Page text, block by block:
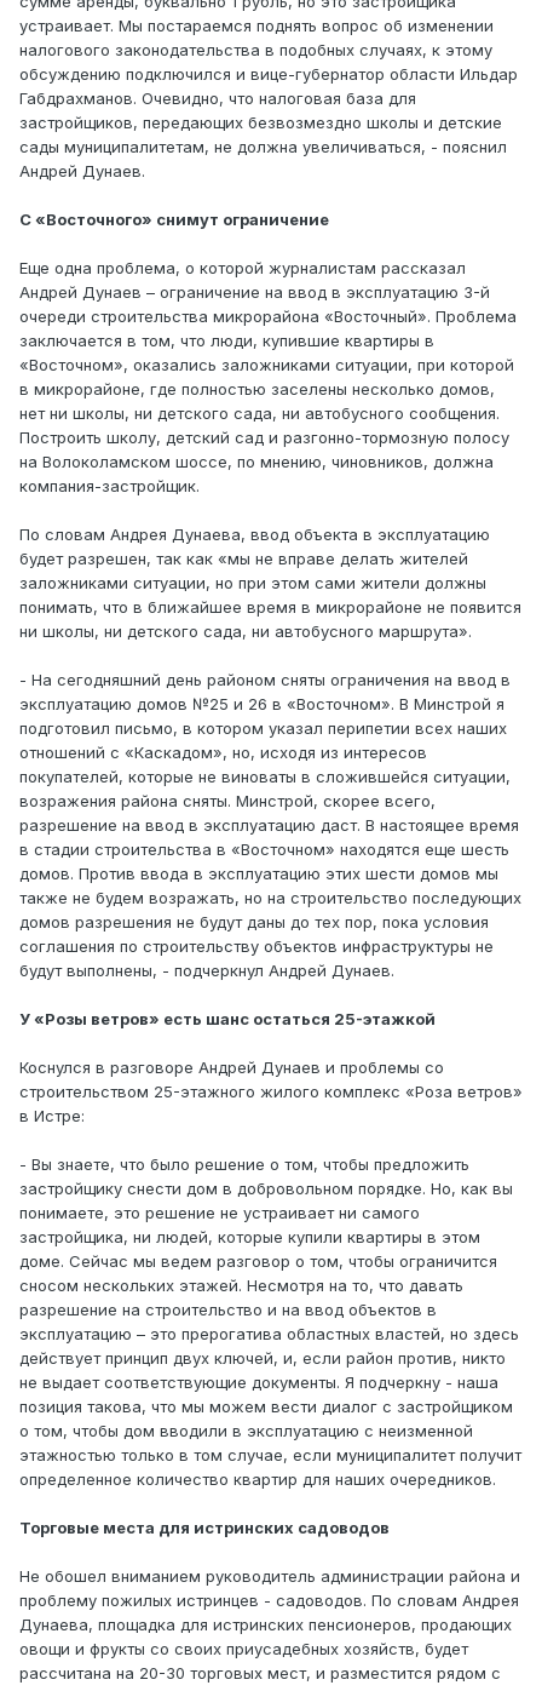
устраивает. Мы постараемся поднять вопрос об изменении
налогового законодательства в подобных случаях, к этому
обсуждению подключился и вице-губернатор области Ильдар
Габдрахманов. Очевидно, что налоговая база для
застройщиков, передающих безвозмездно школы и детские
сады муниципалитетам, не должна увеличиваться, - пояснил
Андрей Дунаев.
С «Восточного» снимут ограничение
Еще одна проблема, о которой журналистам рассказал
Андрей Дунаев – ограничение на ввод в эксплуатацию 3-й
очереди строительства микрорайона «Восточный». Проблема
заключается в том, что люди, купившие квартиры в
«Восточном», оказались заложниками ситуации, при которой
в микрорайоне, где полностью заселены несколько домов,
нет ни школы, ни детского сада, ни автобусного сообщения.
Построить школу, детский сад и разгонно-тормозную полосу
на Волоколамском шоссе, по мнению, чиновников, должна
компания-застройщик.
По словам Андрея Дунаева, ввод объекта в эксплуатацию
будет разрешен, так как «мы не вправе делать жителей
заложниками ситуации, но при этом сами жители должны
понимать, что в ближайшее время в микрорайоне не появится
ни школы, ни детского сада, ни автобусного маршрута».
- На сегодняшний день районом сняты ограничения на ввод в
эксплуатацию домов №25 и 26 в «Восточном». В Минстрой я
подготовил письмо, в котором указал перипетии всех наших
отношений с «Каскадом», но, исходя из интересов
покупателей, которые не виноваты в сложившейся ситуации,
возражения района сняты. Минстрой, скорее всего,
разрешение на ввод в эксплуатацию даст. В настоящее время
в стадии строительства в «Восточном» находятся еще шесть
домов. Против ввода в эксплуатацию этих шести домов мы
также не будем возражать, но на строительство последующих
домов разрешения не будут даны до тех пор, пока условия
соглашения по строительству объектов инфраструктуры не
будут выполнены, - подчеркнул Андрей Дунаев.
У «Розы ветров» есть шанс остаться 25-этажкой
Коснулся в разговоре Андрей Дунаев и проблемы со
строительством 25-этажного жилого комплекс «Роза ветров»
в Истре:
- Вы знаете, что было решение о том, чтобы предложить
застройщику снести дом в добровольном порядке. Но, как вы
понимаете, это решение не устраивает ни самого
застройщика, ни людей, которые купили квартиры в этом
доме. Сейчас мы ведем разговор о том, чтобы ограничится
сносом нескольких этажей. Несмотря на то, что давать
разрешение на строительство и на ввод объектов в
эксплуатацию – это прерогатива областных властей, но здесь
действует принцип двух ключей, и, если район против, никто
не выдает соответствующие документы. Я подчеркну - наша
позиция такова, что мы можем вести диалог с застройщиком
о том, чтобы дом вводили в эксплуатацию с неизменной
этажностью только в том случае, если муниципалитет получит
определенное количество квартир для наших очередников.
Торговые места для истринских садоводов
Не обошел вниманием руководитель администрации района и
проблему пожилых истринцев - садоводов. По словам Андрея
Дунаева, площадка для истринских пенсионеров, продающих
овощи и фрукты со своих приусадебных хозяйств, будет
рассчитана на 20-30 торговых мест, и разместится рядом с